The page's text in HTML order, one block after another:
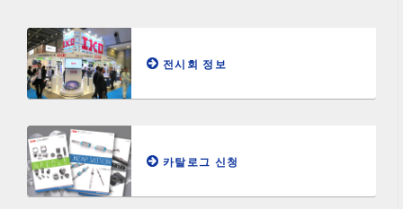
전시회 정보
카탈로그 신청